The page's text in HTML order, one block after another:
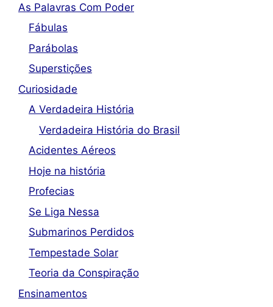
As Palavras Com Poder
Fábulas
Parábolas
Superstições
Curiosidade
A Verdadeira História
Verdadeira História do Brasil
Acidentes Aéreos
Hoje na história
Profecias
Se Liga Nessa
Submarinos Perdidos
Tempestade Solar
Teoria da Conspiração
Ensinamentos